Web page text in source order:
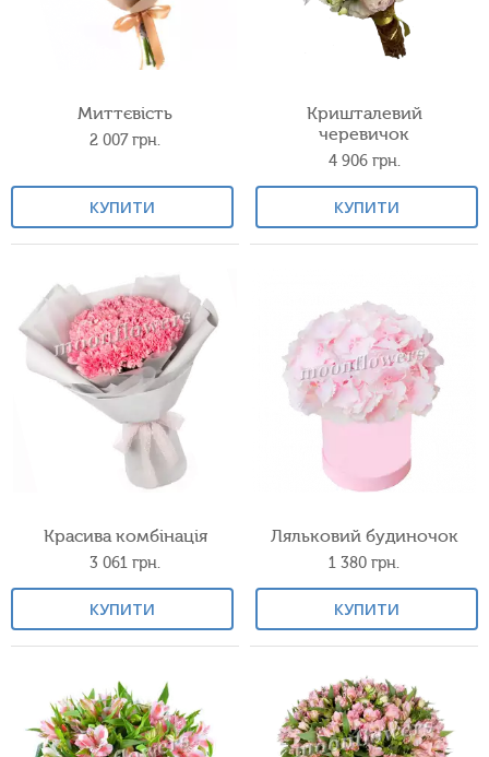
Миттєвість
2 007грн.
КУПИТИ
Кришталевий
черевичок
4 906 грн.
КУПИТИ
Красива комбінація
3 061 грн.
КУПИТИ
Ляльковий будиночок
1 380 грн.
КУПИТИ